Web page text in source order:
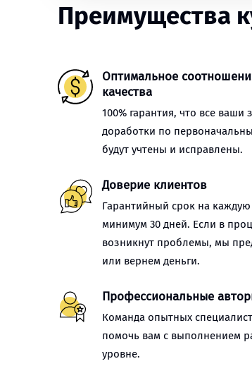
Преимущества
Оптимальное
качества
100% гарантия, что все ваши
доработки по
будут учтены и исправлены.
Доверие клиентов
Гарантийный срок на каждую
минимум 30 дней. Если в
возникнут проблемы, мы
или вернем деньги.
Профессиональные
Команда опытных
помочь вам с выполнением
уровне.